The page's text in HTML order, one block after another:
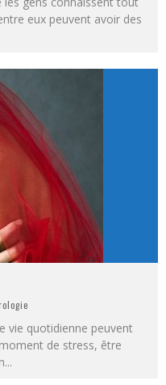
eux peuvent avoir des
vie quotidienne peuvent
de stress, être
...